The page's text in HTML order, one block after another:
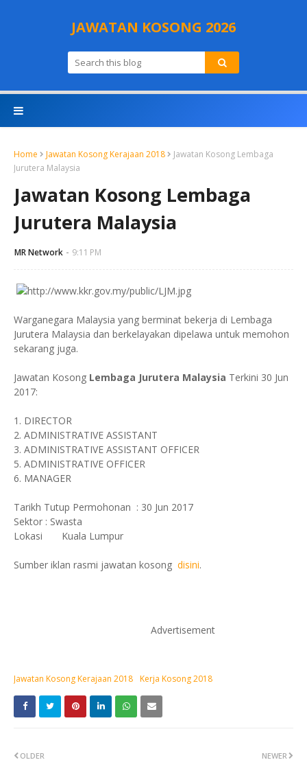
JAWATAN KOSONG 2026
Home Jawatan Kosong Kerajaan 2018
Jawatan Kosong Lembaga
Jurutera Malaysia
Jawatan Kosong Lembaga
Jurutera Malaysia
MR Network 9:11 PM
Warganegara Malaysia yang berminat bekerja di Lembaga
Jurutera Malaysia dan berkelayakan dipelawa untuk memohon
sekarang juga.
Jawatan Kosong Lembaga Jurutera Malaysia Terkini 30 Jun
2017:
1. DIRECTOR
2. ADMINISTRATIVE ASSISTANT
3. ADMINISTRATIVE ASSISTANT OFFICER
5. ADMINISTRATIVE OFFICER
6. MANAGER
Tarikh Tutup Permohonan : 30 Jun 2017
Sektor : Swasta
Lokasi Kuala Lumpur
Sumber iklan rasmi jawatan kosong disini.
Advertisement
Jawatan Kosong Kerajaan 2018 Kerja Kosong 2018
NEWER
OLDER